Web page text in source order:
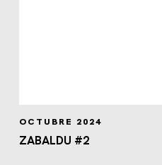
OCTUBRE 2024
ZABALDU #2